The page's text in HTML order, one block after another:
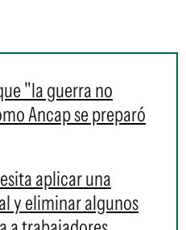
"la guerra no
Ancap se preparó
aplicar una
y eliminar algunos